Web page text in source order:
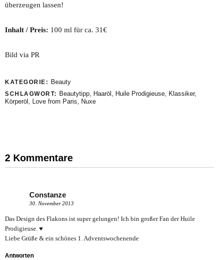
überzeugen lassen!
Inhalt / Preis: 100 ml für ca. 31€
Bild via PR
KATEGORIE: Beauty
SCHLAGWORT: Beautytipp Haaröl Huile Prodigieuse Klassiker,
Körperöl
Love from Paris Nuxe
2 Kommentare
Constanze
30. November 2013
Das Design des Flakons ist super gelungen! Ich bin großer Fan der Huile
Prodigieuse. ♥
Liebe Grüße & ein schönes 1. Adventswochenende
Antworten